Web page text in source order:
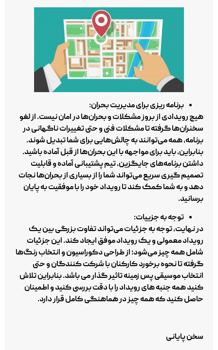
برنامه‌ ریزی برای مدیریت بحران:
هیچ رویدادی از بروز مشکلات و بحران‌ها در امان نیست. از لغو
سخنران‌ها گرفته تا مشکلات فنی و حتی تغییرات ناگهانی در
برنامه، همه می‌توانند به چالش‌هایی برای شما تبدیل شوند.
بنابراین، باید برای مواجهه با این بحران‌ها از قبل آماده باشید.
داشتن برنامه‌های جایگزین، تیم پشتیبانی آماده و قابلیت
تصمیم‌ گیری سریع می‌تواند شما را از بسیاری از بحران‌ها نجات
دهد و به شما کمک کند تا رویداد خود را با موفقیت به پایان
برسانید.
توجه به جزییات:
در نهایت، توجه به جزئیات می‌تواند تفاوت بزرگی بین یک
رویداد معمولی و یک رویداد موفق ایجاد کند. این جزئیات
شامل همه چیز می‌شود؛ از طراحی دکوراسیون و انتخاب رنگ‌ها
گرفته تا نحوه برخورد کارکنان با شرکت‌ کنندگان و حتی
انتخاب موسیقی پس‌ زمینه تاثیر گذار می باشد. بنابراین تلاش
کنید همه جنبه‌ های رویداد را با دقت بررسی کنید و اطمینان
حاصل کنید که همه چیز در هماهنگی کامل قرار دارد.
سخن پایانی